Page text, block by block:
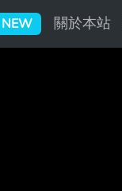
NEW 關於本站